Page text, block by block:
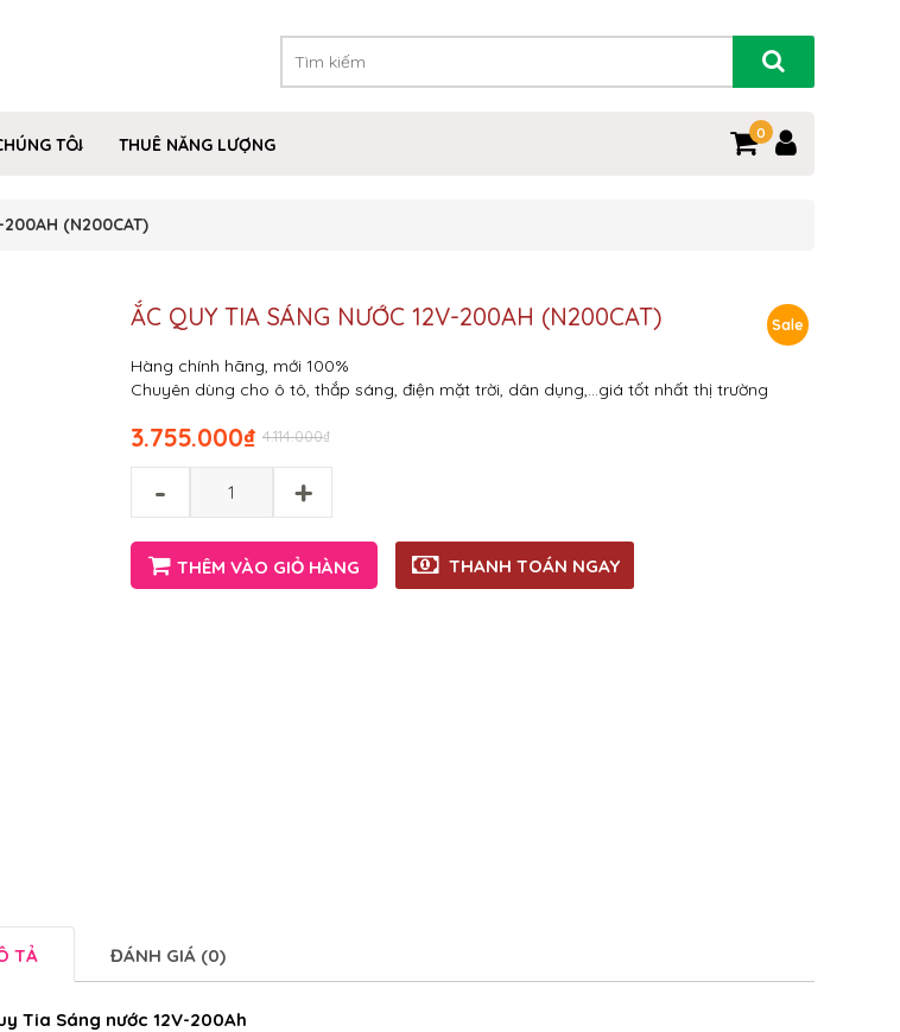
TÔI THUÊ NĂNG LƯỢNG
0
200AH (N200CAT)
Sale
ẮC QUY TIA SÁNG NƯỚC 12V-200AH (N200CAT)
Hàng chính hãng, mới 100%
Chuyên dùng cho ô tô, thắp sáng, điện mặt trời, dân dụng,…giá tốt nhất thị trường
₫
4.114.000
₫
3.755.000
- +
THÊM VÀO GIỎ HÀNG THANH TOÁN NGAY
TẢ ĐÁNH GIÁ (0)
Tia Sáng nước 12V-200Ah